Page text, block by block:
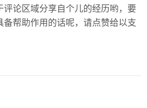
评论区域分享自个儿的经历哟，要
备帮助作用的话呢，请点赞给以支